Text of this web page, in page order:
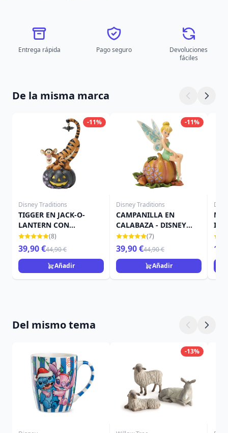
Entrega rápida Pago seguro
Devoluciones
fáciles
De la misma marca
-11%
Disney Traditions
TIGGER EN JACK-O-
LANTERN CON
MURCIÉLAGO - DISNEY
TRADITIONS
(8)
39,90 €44,90 €
Añadir
-11%
Disney Traditions
CAMPANILLA EN
CALABAZA - DISNEY
TRADITIONS
(7)
39,90 €44,90 €
Añadir
IN
Del mismo tema
-13%